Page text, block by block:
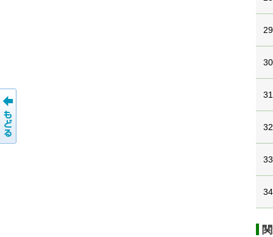
29
30
31
32
33
34